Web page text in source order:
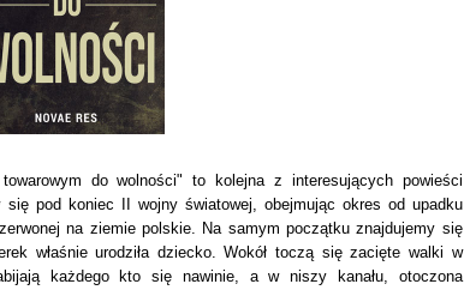
do wolności" to kolejna z interesujących powieści
pod koniec II wojny światowej, obejmując okres od upadku
na ziemie polskie. Na samym początku znajdujemy się
właśnie urodziła dziecko. Wokół toczą się zacięte walki w
każdego kto się nawinie, a w niszy kanału, otoczona